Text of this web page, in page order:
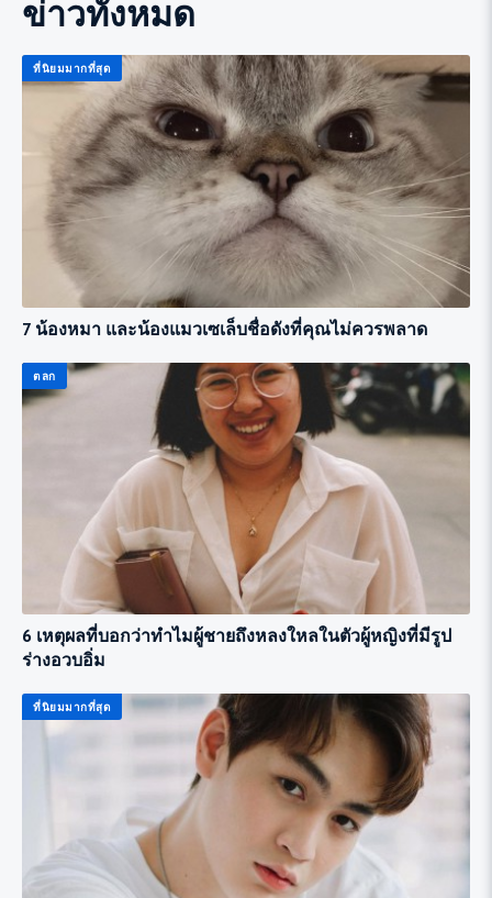
ข่าวทั้งหมด
ที่นิยมมากที่สุด
7 น้องหมา และน้องแมวเซเล็บชื่อดังที่คุณไม่ควรพลาด
ตลก
6 เหตุผลที่บอกว่าทำไมผู้ชายถึงหลงใหลในตัวผู้หญิงที่มีรูป
ร่างอวบอิ่ม
ที่นิยมมากที่สุด